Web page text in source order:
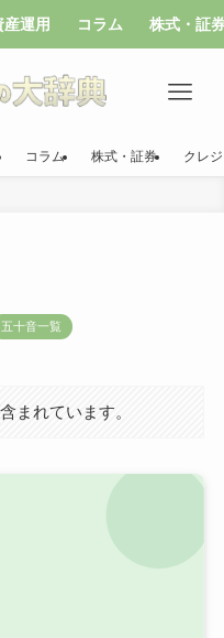
運用 コラム 株式・証
コラム 株式・証券 クレ
五十音一覧
まれています。